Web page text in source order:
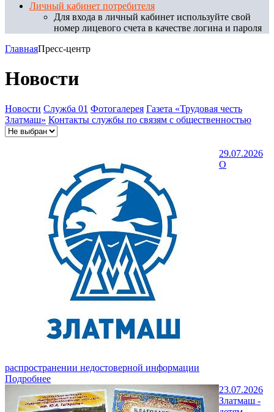
Личный кабинет потребителя
Для входа в личный кабинет используйте свой
номер лицевого счета в качестве логина и пароля
ГлавнаяПресс-центр
Новости
Новости Служба 01 Фотогалерея Газета «Трудовая честь
Златмаш» Контакты службы по связям с общественностью
29.07.2026
О
распространении недостоверной информации
Подробнее
23.07.2026
Златмаш -